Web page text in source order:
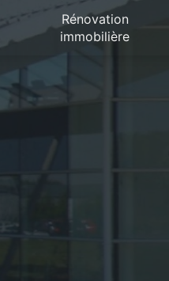
Rénovation
immobilière